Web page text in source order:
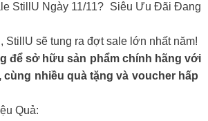
StillU Ngày 11/11? Siêu Ưu Đãi Đang
StillU sẽ tung ra đợt sale lớn nhất năm!
để sở hữu sản phẩm chính hãng với
nhiều quà tặng và voucher hấp
Quả: